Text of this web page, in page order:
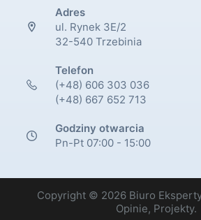
Adres
ul. Rynek 3E/2
32-540 Trzebinia
Telefon
(+48) 606 303 036
(+48) 667 652 713
Godziny otwarcia
Pn-Pt 07:00 - 15:00
Copyright © 2026 Biuro
Opinie, Projekty.